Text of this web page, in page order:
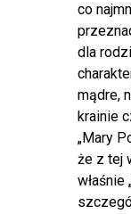
co
dla
mądre,
krainie
„Mary
że z tej
właśnie